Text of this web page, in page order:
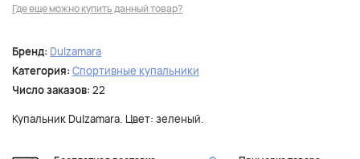
Где еще можно купить данный товар?
Бренд: Dulzamara
Категория: Спортивные купальники
Число заказов: 22
Купальник Dulzamara. Цвет: зеленый.